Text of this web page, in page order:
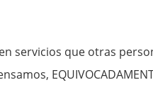
servicios que otras